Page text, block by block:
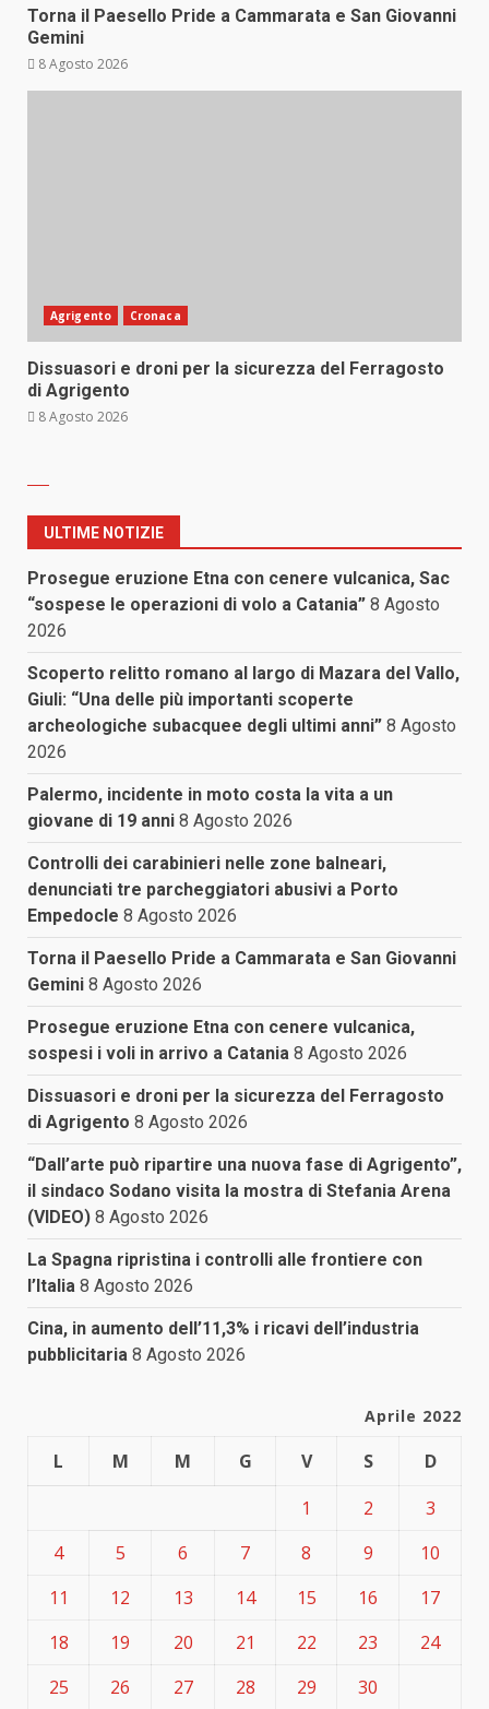
Torna il Paesello Pride a Cammarata e San Giovanni
Gemini
8 Agosto 2026
Agrigento Cronaca
Dissuasori e droni per la sicurezza del Ferragosto
di Agrigento
8 Agosto 2026
ULTIME NOTIZIE
Prosegue eruzione Etna con cenere vulcanica, Sac
“sospese le operazioni di volo a Catania” 8 Agosto
2026
Scoperto relitto romano al largo di Mazara del Vallo,
Giuli: “Una delle più importanti scoperte
archeologiche subacquee degli ultimi anni” 8 Agosto
2026
Palermo, incidente in moto costa la vita a un
giovane di 19 anni 8 Agosto 2026
Controlli dei carabinieri nelle zone balneari,
denunciati tre parcheggiatori abusivi a Porto
Empedocle 8 Agosto 2026
Torna il Paesello Pride a Cammarata e San Giovanni
Gemini 8 Agosto 2026
Prosegue eruzione Etna con cenere vulcanica,
sospesi i voli in arrivo a Catania 8 Agosto 2026
Dissuasori e droni per la sicurezza del Ferragosto
di Agrigento 8 Agosto 2026
“Dall’arte può ripartire una nuova fase di Agrigento”,
il sindaco Sodano visita la mostra di Stefania Arena
(VIDEO) 8 Agosto 2026
La Spagna ripristina i controlli alle frontiere con
l’Italia 8 Agosto 2026
Cina, in aumento dell’11,3% i ricavi dell’industria
pubblicitaria 8 Agosto 2026
Aprile 2022
L M M G V S
D
1
2
3
4
5 6 7 8 9
10
11
12 13 14 15 16
17
18
19 20 21 22 23
24
25
26 27 28 29 30